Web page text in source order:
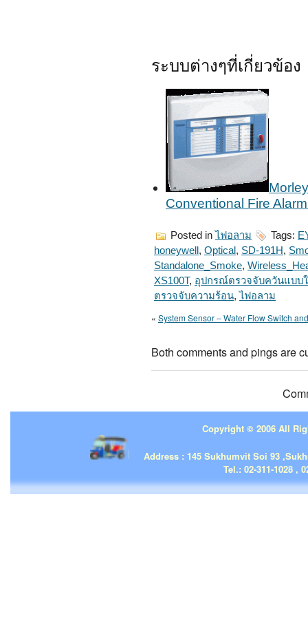
ระบบต่างๆที่เกี่ยวข้อง
Conventional Fire
Posted in ไฟอลาม Tags:
honeywell , Optical , SD-191H,
Standalone_Smoke,
XS100T, อุปกรณ์ตรวจจับควันแบบ
ตรวจจับความร้อน, ไฟอลาม
« System Sensor – Water Flow Switch
Both comments and pings are
Copyright © 2006 All
| | |Address : 145 Sukhumvit Soi 93
Tel.: 02-311-1028 ,